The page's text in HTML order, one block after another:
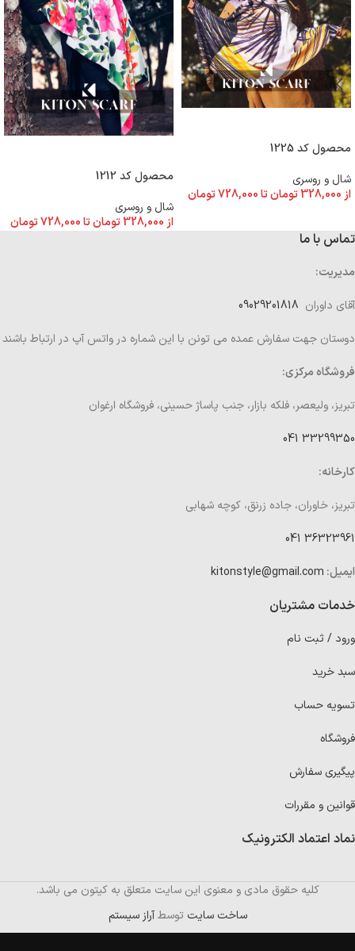
محصول کد 1225
شال و روسری
از 328,000تومانتا728,000تومان
محصول کد 1212
شال و روسری
از 328,000تومانتا728,000تومان
تماس با ما
مدیریت:
آقای داوران
دوستان جهت سفارش عمده می تونن با این شماره در واتس آپ در ارتباط باشند
فروشگاه مرکزی:
تبریز، ولیعصر، فلکه بازار، جنب پاساژ حسینی، فروشگاه ارغوان
33299350 041
کارخانه:
تبریز، خاوران، جاده زرنق، کوچه شهابی
36323961 041
ایمیل: kitonstyle@gmail.com
خدمات مشتریان
ورود / ثبت نام
سبد خرید
تسویه حساب
فروشگاه
پیگیری سفارش
قوانین و مقررات
نماد اعتماد الکترونیک
کلیه حقوق مادی و معنوی این سایت متعلق به کیتون می باشد.
ساخت سایت توسطآراز سیستم